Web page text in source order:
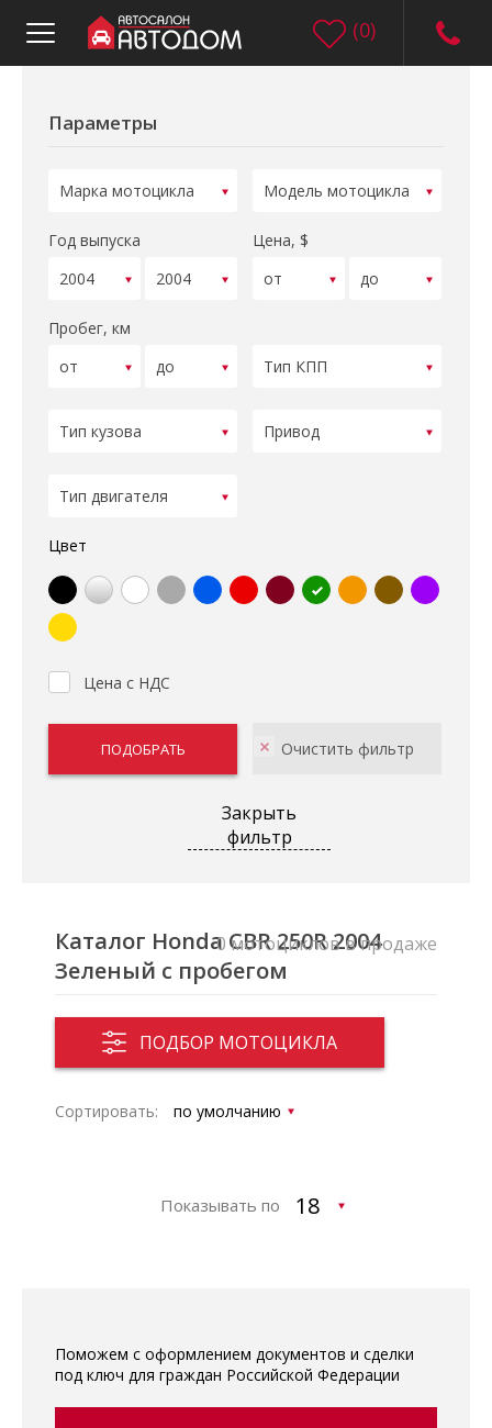
(0)
Параметры
Год выпуска Цена, $
Пробег, км
Цвет
Цена с НДС
Закрыть
фильтр
Каталог Honda CBR 250R 2004
Зеленый с пробегом
ПОДБОР МОТОЦИКЛА
0 мотоциклов в продаже
Сортировать:
Показывать по
Поможем с оформлением документов и сделки
под ключ для граждан Российской Федерации